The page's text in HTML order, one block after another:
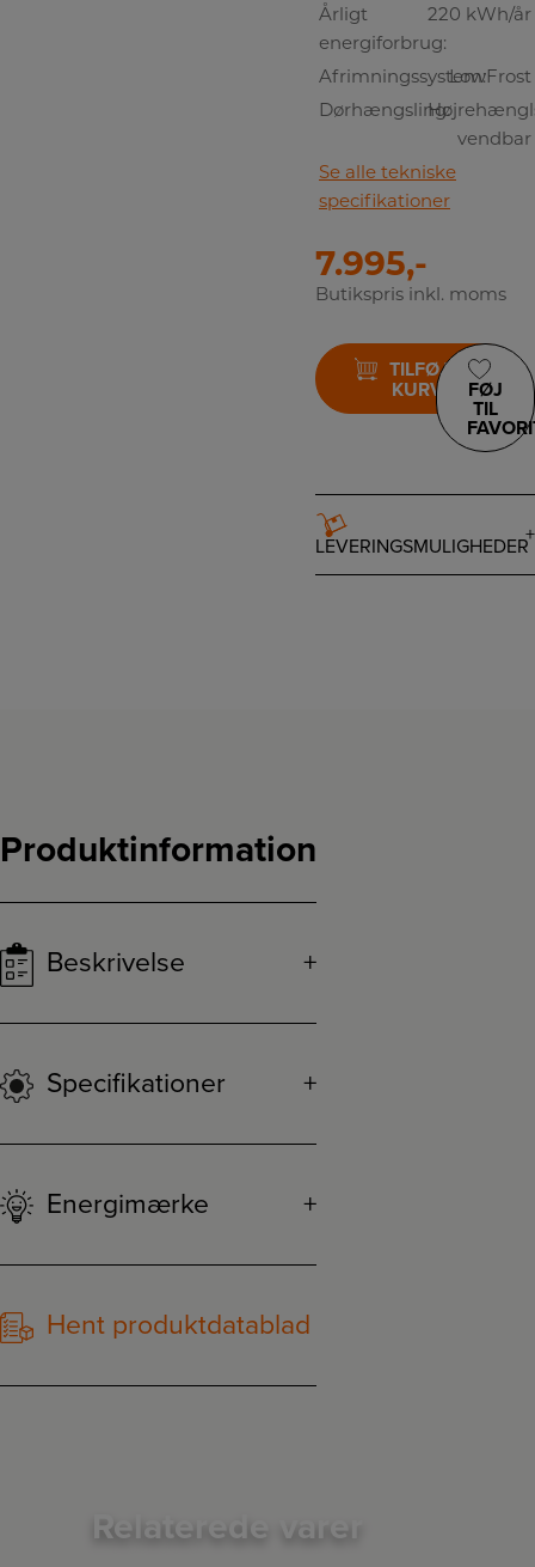
Årligt
energiforbrug:
220 kWh/år
Afrimningssystem:LowFrost
Dørhængsling:
vendbar
Se alle tekniske
specifikationer
7.995,-
Butikspris inkl. moms
TILFØJ TIL
KURV
FØJ
TIL
LEVERINGSMULIGHEDER
Produktinformation
Beskrivelse
Specifikationer
Energimærke
Hent produktdatablad
Relaterede varer